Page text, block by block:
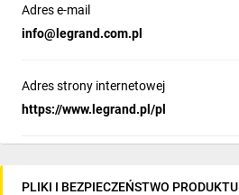
Adres e-mail
info@legrand.com.pl
Adres strony internetowej
https://www.legrand.pl/pl
PLIKI I BEZPIECZEŃSTWO PRODUKTU